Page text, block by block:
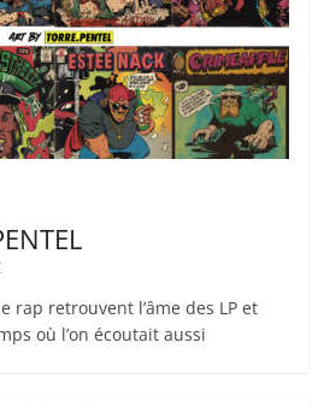
rap retrouvent l’âme des LP et
où l’on écoutait aussi